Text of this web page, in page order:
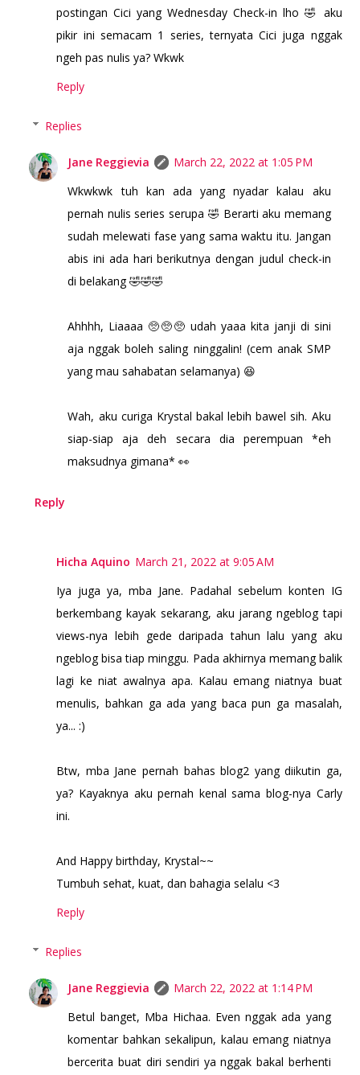
postingan Cici yang Wednesday Check-in lho 🤣 aku
pikir ini semacam 1 series, ternyata Cici juga nggak
ngeh pas nulis ya? Wkwk
Reply
Replies
Jane Reggievia
March 22, 2022 at 1:05 PM
Wkwkwk tuh kan ada yang nyadar kalau aku
pernah nulis series serupa 🤣 Berarti aku memang
sudah melewati fase yang sama waktu itu. Jangan
abis ini ada hari berikutnya dengan judul check-in
di belakang 🤣🤣🤣
Ahhhh, Liaaaa 🥺🥺🥺 udah yaaa kita janji di sini
aja nggak boleh saling ninggalin! (cem anak SMP
yang mau sahabatan selamanya) 😆
Wah, aku curiga Krystal bakal lebih bawel sih. Aku
siap-siap aja deh secara dia perempuan *eh
maksudnya gimana* 👀
Reply
Hicha Aquino March 21, 2022 at 9:05 AM
Iya juga ya, mba Jane. Padahal sebelum konten IG
berkembang kayak sekarang, aku jarang ngeblog tapi
views-nya lebih gede daripada tahun lalu yang aku
ngeblog bisa tiap minggu. Pada akhirnya memang balik
lagi ke niat awalnya apa. Kalau emang niatnya buat
menulis, bahkan ga ada yang baca pun ga masalah,
ya... :)
Btw, mba Jane pernah bahas blog2 yang diikutin ga,
ya? Kayaknya aku pernah kenal sama blog-nya Carly
ini.
And Happy birthday, Krystal~~
Tumbuh sehat, kuat, dan bahagia selalu <3
Reply
Replies
Jane Reggievia
March 22, 2022 at 1:14 PM
Betul banget, Mba Hichaa. Even nggak ada yang
komentar bahkan sekalipun, kalau emang niatnya
bercerita buat diri sendiri ya nggak bakal berhenti